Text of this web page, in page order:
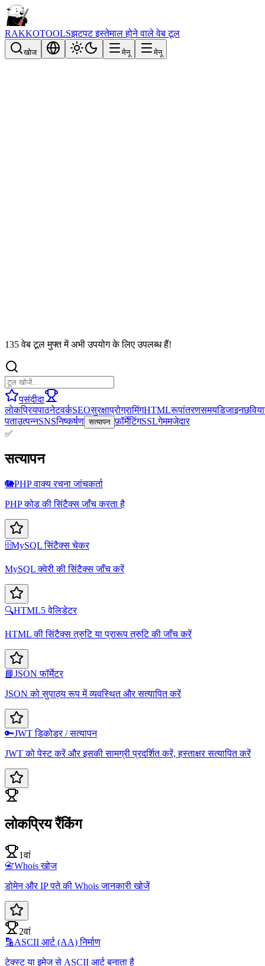
RAKKOTOOLSझटपट इस्तेमाल होने वाले वेब टूल
खोज मेनू मेनू
135 वेब टूल मुफ्त में अभी उपयोग के लिए उपलब्ध हैं!
पसंदीदा
लोकप्रियपाठनेटवर्कSEOसुरक्षाप्रोग्रामिंगHTMLरूपांतरणसमयडिजाइनछवि
पताउत्पन्नSNSनिष्कर्षण सत्यापन फ़ॉर्मेटिंगSSLगेममजेदार
✅
सत्यापन
🐘PHP वाक्य रचना जांचकर्ता
PHP कोड की सिंटैक्स जाँच करता है
🗄️MySQL सिंटैक्स चेकर
MySQL क्वेरी की सिंटैक्स जाँच करें
🔍HTML5 वेलिडेटर
HTML की सिंटैक्स त्रुटि या प्रारूप त्रुटि की जाँच करें
📘JSON फॉर्मेटर
JSON को सुपाठ्य रूप में व्यवस्थित और सत्यापित करें
🔑JWT डिकोडर / सत्यापन
JWT को पेस्ट करें और इसकी सामग्री प्रदर्शित करें, हस्ताक्षर सत्यापित करें
लोकप्रिय रैंकिंग
1वां
📇Whois खोज
डोमेन और IP पते की Whois जानकारी खोजें
2वां
🔡ASCII आर्ट (AA) निर्माण
टेक्स्ट या इमेज से ASCII आर्ट बनाता है